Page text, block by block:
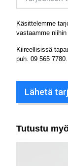
Käsittelemme
vastaamme
Kiireellisissä
puh. 09 565 7780
Lähetä
Tutustu